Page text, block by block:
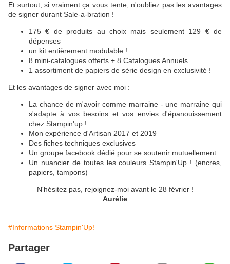
Et surtout, si vraiment ça vous tente, n'oubliez pas les avantages
de signer durant Sale-a-bration !
175 € de produits au choix mais seulement 129 € de
dépenses
un kit entièrement modulable !
8 mini-catalogues offerts + 8 Catalogues Annuels
1 assortiment de papiers de série design en exclusivité !
Et les avantages de signer avec moi :
La chance de m'avoir comme marraine - une marraine qui
s'adapte à vos besoins et vos envies d'épanouissement
chez Stampin'up !
Mon expérience d'Artisan 2017 et 2019
Des fiches techniques exclusives
Un groupe facebook dédié pour se soutenir mutuellement
Un nuancier de toutes les couleurs Stampin'Up ! (encres,
papiers, tampons)
N'hésitez pas, rejoignez-moi avant le 28 février !
Aurélie
#Informations Stampin'Up!
Partager